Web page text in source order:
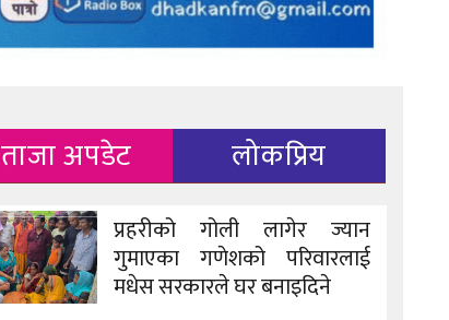
ताजा अपडेट लोकप्रिय
प्रहरीको गोली लागेर ज्यान
गुमाएका गणेशको परिवारलाई
मधेस सरकारले घर बनाइदिने